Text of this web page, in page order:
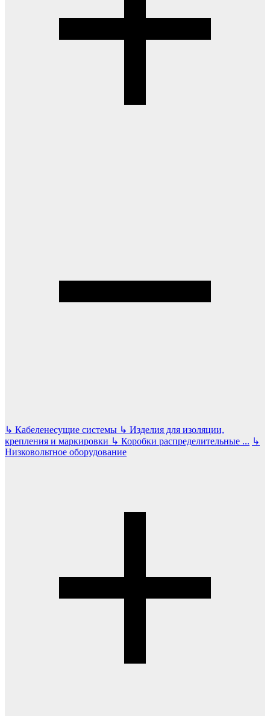
↳ Кабеленесущие системы ↳ Изделия для изоляции,
крепления и маркировки ↳ Коробки распределительные ... ↳
Низковольтное оборудование